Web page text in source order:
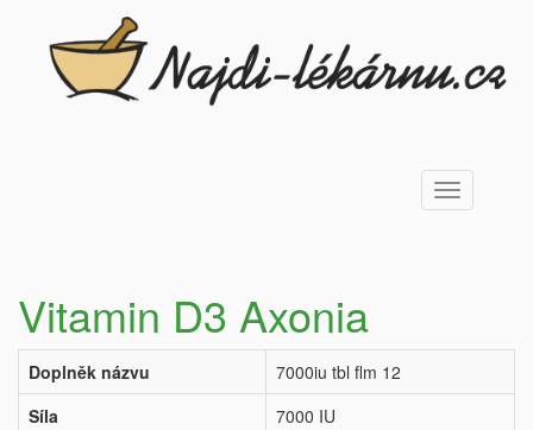
Toggle
navigation
Vitamin D3 Axonia
Doplněk názvu
7000iu tbl flm 12
Síla
7000 IU